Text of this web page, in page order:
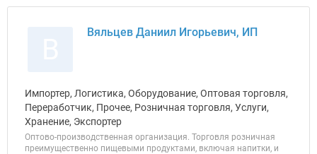
Вяльцев Даниил Игорьевич, ИП
Импортер, Логистика, Оборудование, Оптовая торговля,
Переработчик, Прочее, Розничная торговля, Услуги,
Хранение, Экспортер
Оптово-производственная организация. Торговля розничная
преимущественно пищевыми продуктами, включая напитки, и